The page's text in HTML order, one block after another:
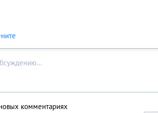
комментариях